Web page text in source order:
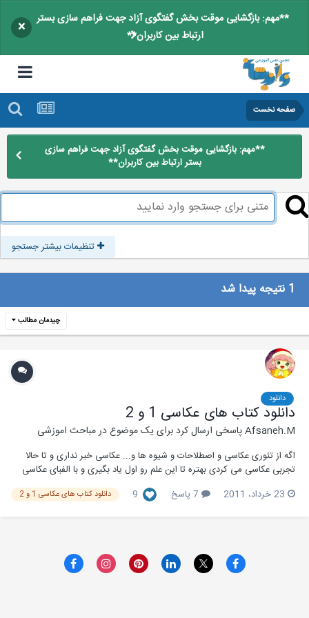
**مهم: بازگشایی موقت بخش گفتگوی آزاد جهت فراهم سازی بستر
ارتباط بین کاربران**
×
صفحه نخست
**مهم: بازگشایی موقت بخش گفتگوی آزاد جهت فراهم سازی
بستر ارتباط بین کاربران**
تنظیمات بیشتر جستجو
چیدمان مطالب
دانلود
دانلود کتاب های عکاسی 1 و 2
Afsaneh.Mپاسخی ارسال کرد برای یک موضوع درمباحث اموزشی
اگه از تئوری عکاسی و اصطلاحات و شیوه ها و... عکاسی خبر نداری و تا حالا
تجربی عکاسی می کردی بهتره تا این علم رو اول یاد بگیری و با الفبای عکاسی
عبارتند از دو کتاب عکاسی 1 و 2 رشته عکاسی شاخه فنی حرفه ای هنرستان
23 خرداد، 2011 7 پاسخ 9 دانلود کتاب های عکاسی 1 و 2